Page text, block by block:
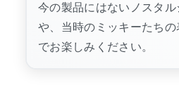
今の製品にはないノスタ
や、当時のミッキーたち
でお楽しみください。